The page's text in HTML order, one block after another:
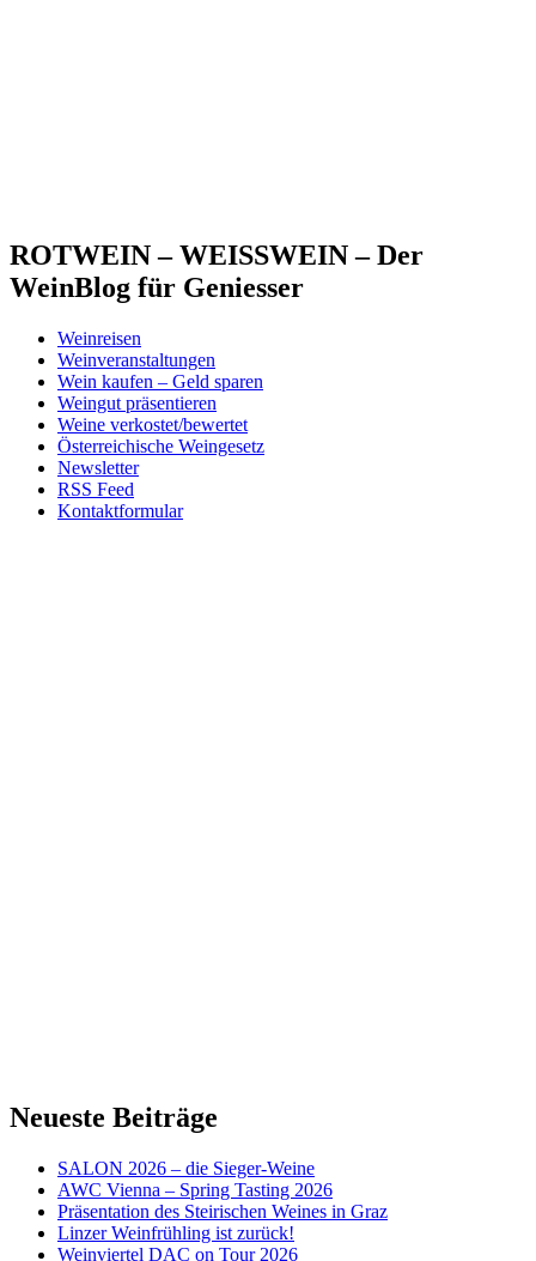
ROTWEIN – WEISSWEIN – Der
WeinBlog für Geniesser
Weinreisen
Weinveranstaltungen
Wein kaufen – Geld sparen
Weingut präsentieren
Weine verkostet/bewertet
Österreichische Weingesetz
Newsletter
RSS Feed
Kontaktformular
Neueste Beiträge
SALON 2026 – die Sieger-Weine
AWC Vienna – Spring Tasting 2026
Präsentation des Steirischen Weines in Graz
Linzer Weinfrühling ist zurück!
Weinviertel DAC on Tour 2026